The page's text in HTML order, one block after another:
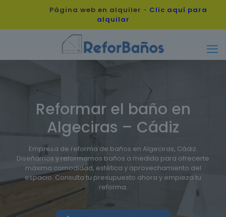
Página web en alquiler - Clic aquí para
alquilar
Reformar el baño en
Algeciras – Cádiz
Empresa de reforma de baños en Algeciras, Cádiz.
Diseñamos y reformamos baños a medida para ofrecerte
máxima comodidad, estética y aprovechamiento del
espacio. Consulta tu presupuesto ahora y empieza tu
reforma.